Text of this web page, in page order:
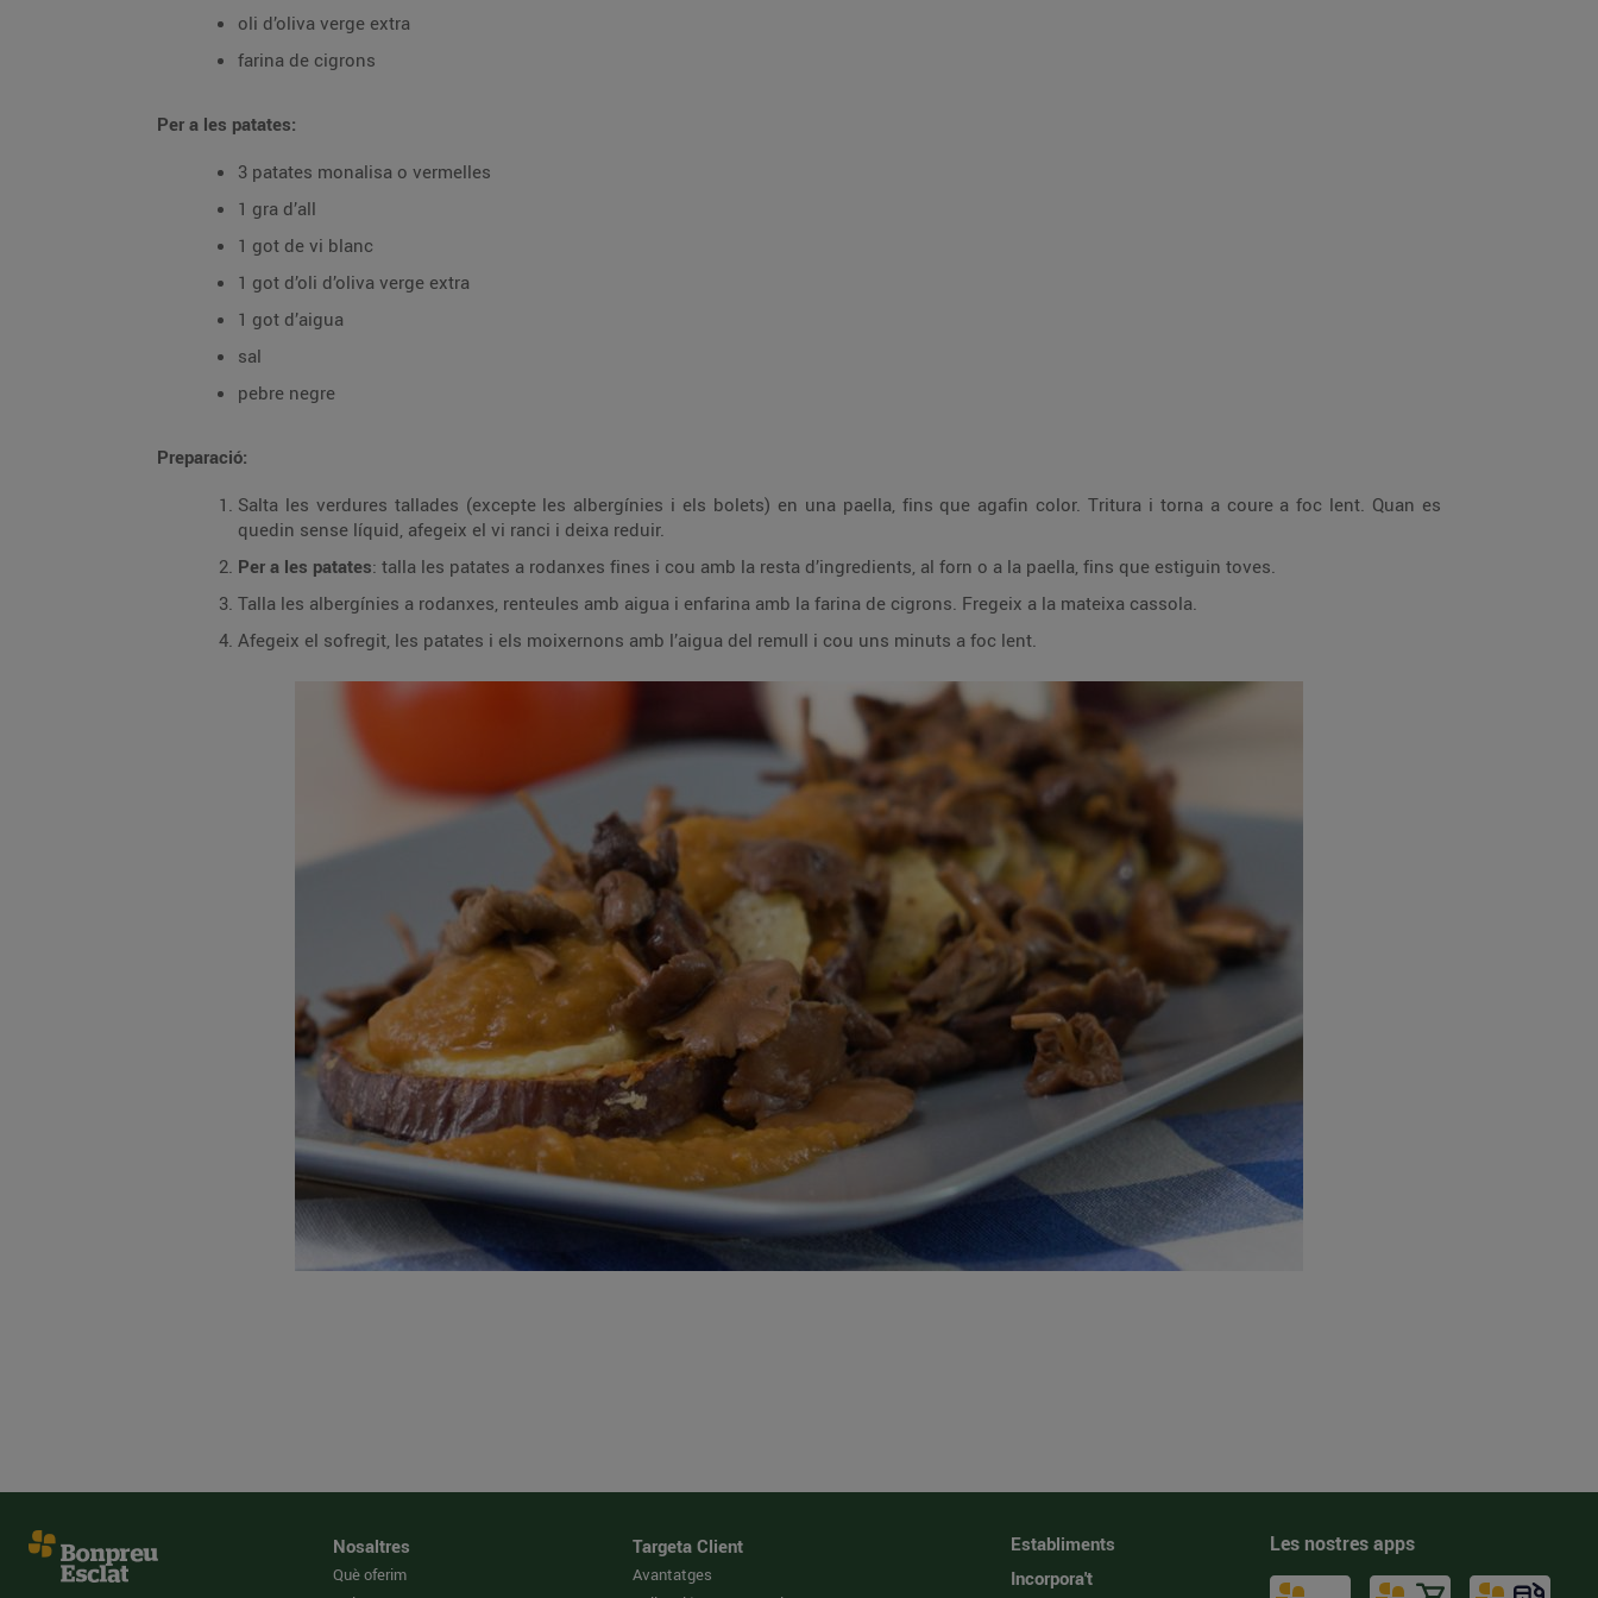
oli d’oliva verge extra
farina de cigrons
Per a les patates:
3 patates monalisa o vermelles
1 gra d’all
1 got de vi blanc
1 got d’oli d’oliva verge extra
1 got d’aigua
sal
pebre negre
Preparació:
Salta les verdures tallades (excepte les albergínies i els bolets) en una paella, fins que agafin color. Tritura i torna a coure a foc lent. Quan es
quedin sense líquid, afegeix el vi ranci i deixa reduir.
Per a les patates: talla les patates a rodanxes fines i cou amb la resta d’ingredients, al forn o a la paella, fins que estiguin toves.
Talla les albergínies a rodanxes, renteules amb aigua i enfarina amb la farina de cigrons. Fregeix a la mateixa cassola.
Afegeix el sofregit, les patates i els moixernons amb l’aigua del remull i cou uns minuts a foc lent.
Nosaltres
Què oferim
Targeta Client
Avantatges
Establiments
Incorpora't
Les nostres apps